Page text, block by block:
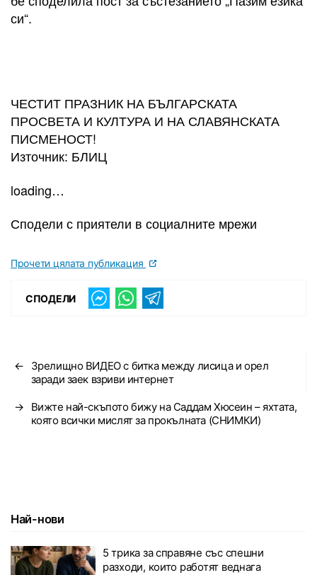
си“.
ЧЕСТИТ ПРАЗНИК НА БЪЛГАРСКАТА
ПРОСВЕТА И КУЛТУРА И НА СЛАВЯНСКАТА
ПИСМЕНОСТ!
Източник: БЛИЦ
loading…
Сподели с приятели в социалните мрежи
Прочети цялата публикация
СПОДЕЛИ
←
Зрелищно ВИДЕО с битка между лисица и орел
заради заек взриви интернет
→
Вижте най-скъпото бижу на Саддам Хюсеин – яхтата,
която всички мислят за прокълната (СНИМКИ)
Най-нови
5 трика за справяне със спешни
разходи, които работят веднага